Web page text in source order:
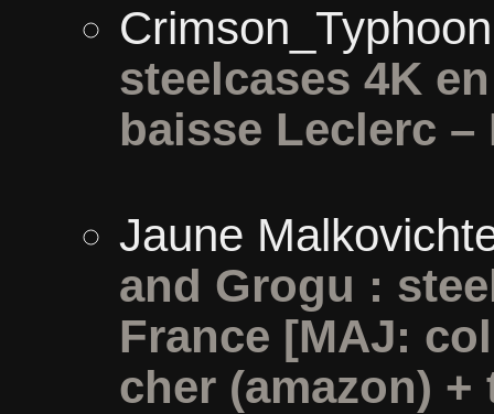
Crimson_Typhoon
steelcases 4K
baisse Leclerc
Jaune
and Grogu :
France [MAJ:
cher (amazon)